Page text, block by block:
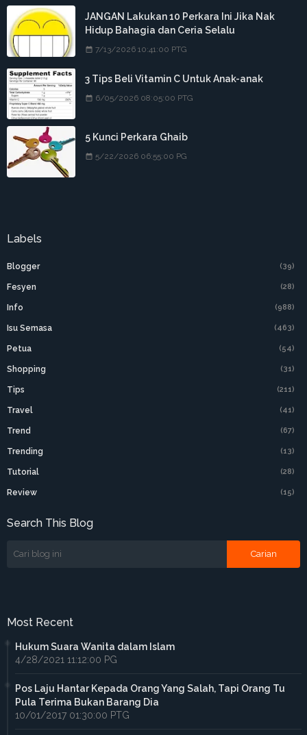
JANGAN Lakukan 10 Perkara Ini Jika Nak
Hidup Bahagia dan Ceria Selalu
7/13/2026 10:41:00 PTG
3 Tips Beli Vitamin C Untuk Anak-anak
6/05/2026 08:05:00 PTG
5 Kunci Perkara Ghaib
5/22/2026 06:55:00 PG
Labels
Blogger (39)
Fesyen (28)
Info (988)
Isu Semasa (463)
Petua (54)
Shopping (31)
Tips (211)
Travel (41)
Trend (67)
Trending (13)
Tutorial (28)
Review (15)
Search This Blog
Most Recent
Hukum Suara Wanita dalam Islam
4/28/2021 11:12:00 PG
Pos Laju Hantar Kepada Orang Yang Salah, Tapi Orang Tu
Pula Terima Bukan Barang Dia
10/01/2017 01:30:00 PTG